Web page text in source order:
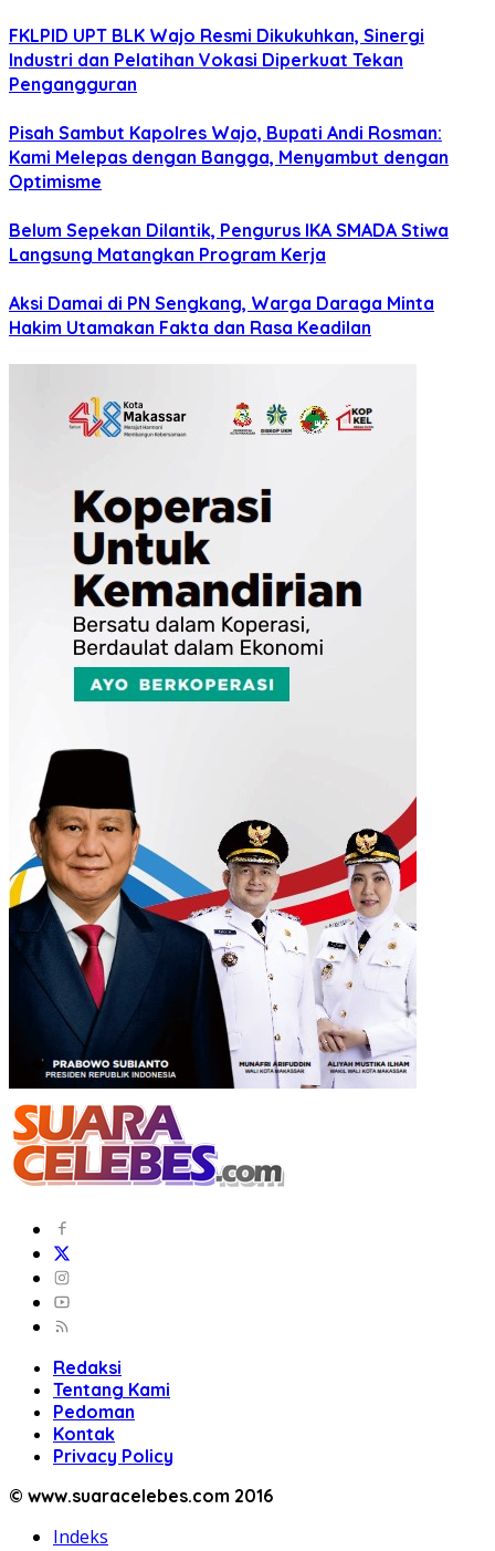
FKLPID UPT BLK Wajo Resmi Dikukuhkan, Sinergi
Industri dan Pelatihan Vokasi Diperkuat Tekan
Pengangguran
Pisah Sambut Kapolres Wajo, Bupati Andi Rosman:
Kami Melepas dengan Bangga, Menyambut dengan
Optimisme
Belum Sepekan Dilantik, Pengurus IKA SMADA Stiwa
Langsung Matangkan Program Kerja
Aksi Damai di PN Sengkang, Warga Daraga Minta
Hakim Utamakan Fakta dan Rasa Keadilan
Redaksi
Tentang Kami
Pedoman
Kontak
Privacy Policy
© www.suaracelebes.com 2016
Indeks